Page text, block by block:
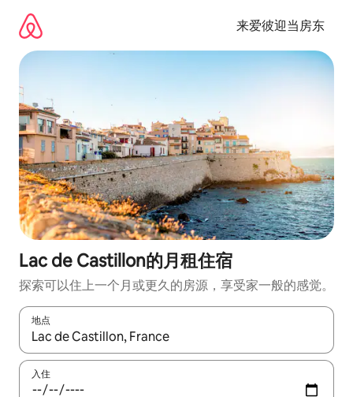
来爱彼迎当房东
Lac de Castillon的月租住宿
探索可以住上一个月或更久的房源，享受家一般的感觉。
地点
如有搜索结果，请使用上下方向键查看，或通过点击或滑动手势
入住